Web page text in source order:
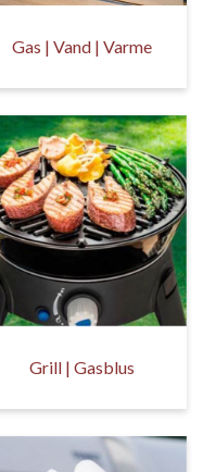
Gas | Vand | Varme
Grill | Gasblus